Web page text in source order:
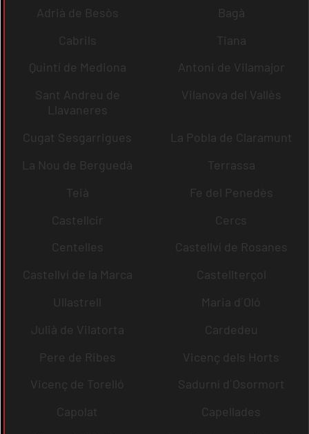
Adrià de Besòs
Bagà
Cabrils
Tiana
Quintí de Mediona
Antoni de Vilamajor
Sant Andreu de
Llavaneres
Vilanova del Vallès
Cugat Sesgarrigues
La Pobla de Claramunt
La Nou de Berguedà
Terrassa
Teià
Fe del Penedès
Castellcir
Cercs
Centelles
Castellví de Rosanes
Castellví de la Marca
Castellterçol
Ullastrell
Maria d´Oló
Julià de Vilatorta
Cardedeu
Pere de Ribes
Vicenç dels Horts
Vicenç de Torelló
Sadurní d´Osormort
Capolat
Capellades